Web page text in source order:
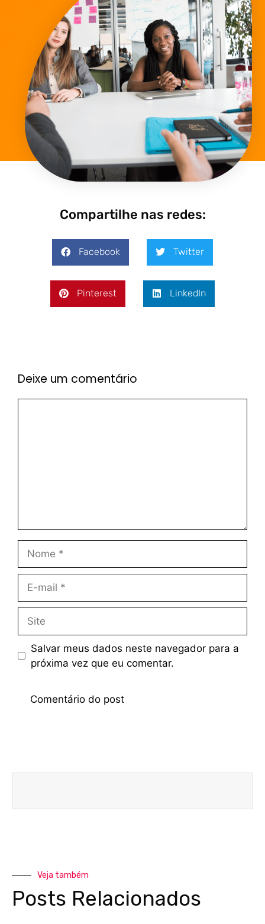
Compartilhe nas redes:
Facebook Twitter
Pinterest LinkedIn
Deixe um comentário
Salvar meus dados neste navegador para a
próxima vez que eu comentar.
Veja também
Posts Relacionados